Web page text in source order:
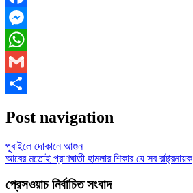
Facebook
Messenger
WhatsApp
Gmail
Post navigation
পূবাইলে দোকানে আগুন
আবের মতোই প্রাণঘাতী হামলার শিকার যে সব রাষ্ট্রনায়ক
প্রেসওয়াচ নির্বাচিত সংবাদ